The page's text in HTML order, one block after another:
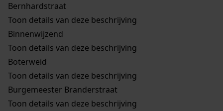
Bernhardstraat
Toon details van deze beschrijving
Binnenwijzend
Toon details van deze beschrijving
Boterweid
Toon details van deze beschrijving
Burgemeester Branderstraat
Toon details van deze beschrijving